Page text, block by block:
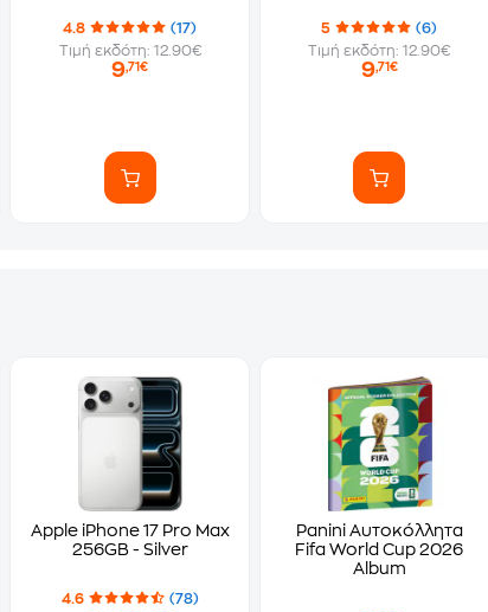
4.8
(17)
Τιμή εκδότη: 12.90€
9,71€
5
(6)
Τιμή εκδότη: 12.90€
9,71€
Apple iPhone 17 Pro Max
256GB - Silver
4.6 (78)
Panini Αυτοκόλλητα
Fifa World Cup 2026
Album